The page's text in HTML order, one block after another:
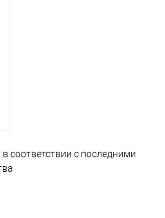
соответствии с последними